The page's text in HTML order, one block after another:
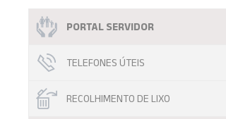
PORTAL SERVIDOR
TELEFONES ÚTEIS
RECOLHIMENTO DE LIXO